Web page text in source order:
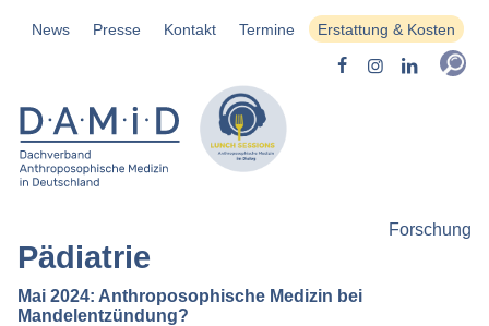
News Presse Kontakt Termine Erstattung & Kosten
Forschung
Pädiatrie
Mai 2024: Anthroposophische Medizin bei
Mandelentzündung?